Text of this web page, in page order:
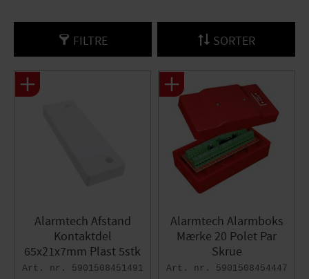
FILTRE SORTER
Alarmtech Afstand
Kontaktdel
65x21x7mm Plast 5stk
5901508451491
Alarmtech Alarmboks
Mærke 20 Polet Par
Skrue
5901508454447